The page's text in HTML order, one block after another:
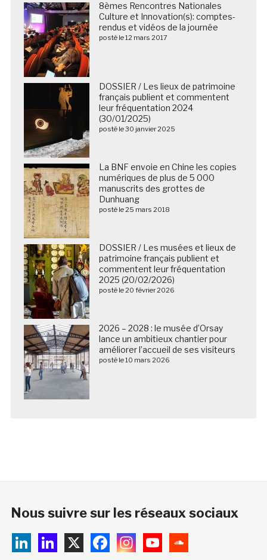
8èmes Rencontres Nationales
Culture et Innovation(s): comptes-
rendus et vidéos de la journée
posté le 12 mars 2017
DOSSIER / Les lieux de patrimoine
français publient et commentent
leur fréquentation 2024
(30/01/2025)
posté le 30 janvier 2025
La BNF envoie en Chine les copies
numériques de plus de 5 000
manuscrits des grottes de
Dunhuang
posté le 25 mars 2018
DOSSIER / Les musées et lieux de
patrimoine français publient et
commentent leur fréquentation
2025 (20/02/2026)
posté le 20 février 2026
2026 – 2028 : le musée d’Orsay
lance un ambitieux chantier pour
améliorer l’accueil de ses visiteurs
posté le 10 mars 2026
Nous suivre sur les réseaux sociaux